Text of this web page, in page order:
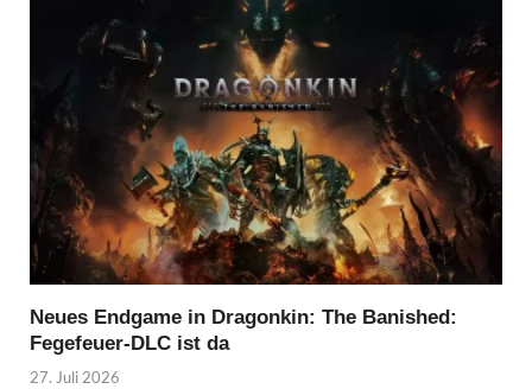
Neues Endgame in Dragonkin: The Banished:
Fegefeuer-DLC ist da
27. Juli 2026